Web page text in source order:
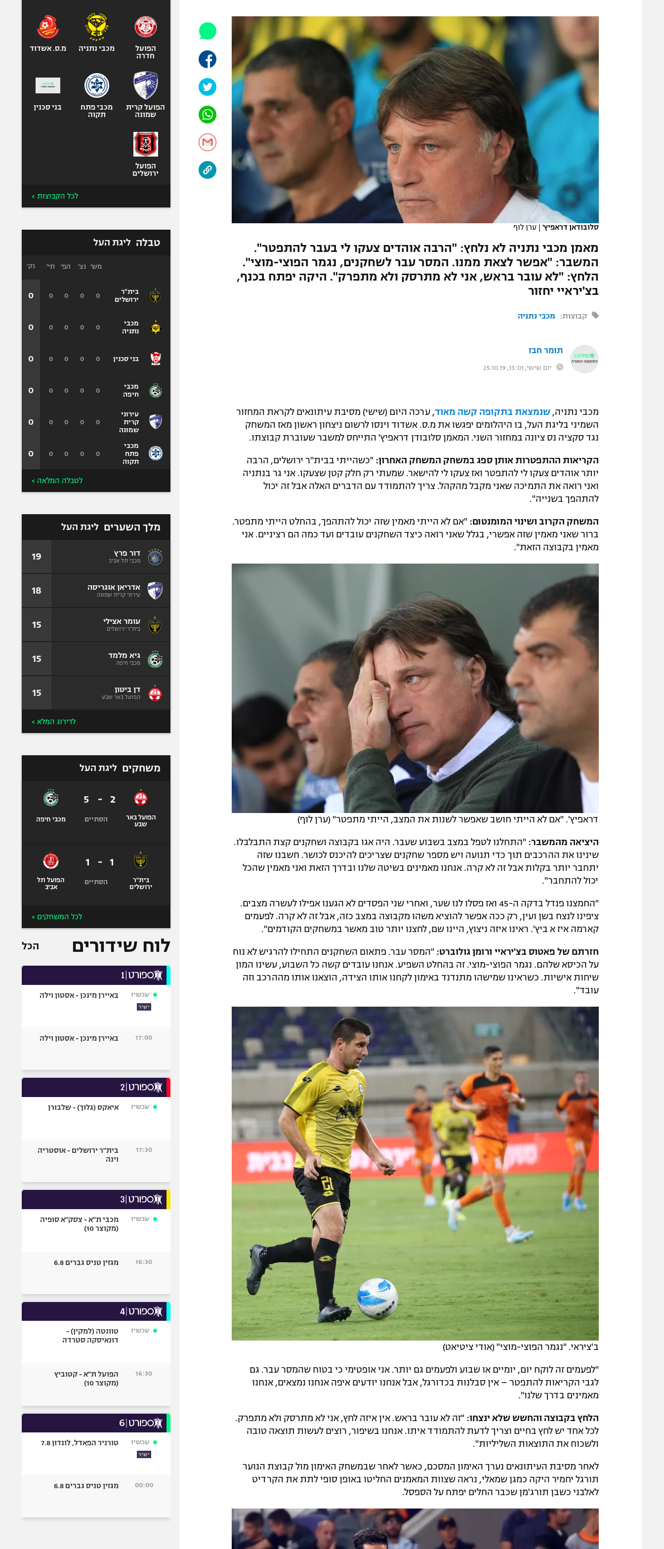
תקנון עבור פעילות אלקטרה
תקנון עבור פעילות ספורט 1 – "מרלן"
תנאי שימוש
רשיון להקרנה פומבית לבית עסק
הצטרפות לחבילת הערוצים
תגיות
המגזין
הפועל תל אביב
הפועל חיפה
הפועל באר שבע
מכבי נתניה
בני יהודה
ליגה סינית
ליגה ברזילאית
ליגות נוספות
אופניים
ספורט מוטורי
כדורמים
בייסבול MLB
ספורט אתגרי
אומנויות לחימה
סלובודאן דראפיץ' | ערן לוף
מאמן מכבי נתניה לא נלחץ: "הרבה אוהדים צעקו לי בעבר להתפטר".
המשבר: "אפשר לצאת ממנו. המסר עבר לשחקנים, נגמר הפוצי-מוצי".
הלחץ: "לא עובר בראש, אני לא מתרסק ולא מתפרק". היקה יפתח בכנף,
בצ'יראיי יחזור
קבוצות: מכבי נתניה
תומר חבז
יום שישי, 13:01, 25.10.19
מכבי נתניה, שנמצאת בתקופה קשה מאוד, ערכה היום (שישי) מסיבת עיתונאים לקראת המחזור
השמיני בליגת העל, בו היהלומים יפגשו את מ.ס. אשדוד וינסו לרשום ניצחון ראשון מאז המשחק
נגד סקציה נס ציונה במחזור השני. המאמן סלובודן דראפיץ' התייחס למשבר שעוברת קבוצתו.
הקריאות ההתפטרות אותן ספג במשחק המשחק האחרון: "כשהייתי בבית"ר ירושלים, הרבה
יותר אוהדים צעקו לי להתפטר ואז צעקו לי להישאר. שמעתי רק חלק קטן שצעקו. אני גר בנתניה
ואני רואה את התמיכה שאני מקבל מהקהל. צריך להתמודד עם הדברים האלה אבל זה יכול
להתהפך בשנייה".
המשחק הקרוב ושינוי המומנטום: "אם לא הייתי מאמין שזה יכול להתהפך, בהחלט הייתי מתפטר.
ברור שאני מאמין שזה אפשרי, בגלל שאני רואה כיצד השחקנים עובדים ועד כמה הם רציניים. אני
מאמין בקבוצה הזאת".
דראפיץ'. "אם לא הייתי חושב שאפשר לשנות את המצב, הייתי מתפטר" (ערן לוף)
היציאה מהמשבר: "התחלנו לטפל במצב בשבוע שעבר. היה אגו בקבוצה ושחקנים קצת התבלבלו.
שינינו את ההרכבים תוך כדי תנועה ויש מספר שחקנים שצריכים להיכנס לכושר. חשבנו שזה
יתחבר יותר בקלות אבל זה לא קרה. אנחנו מאמינים בשיטה שלנו ובדרך הזאת ואני מאמין שהכל
יכול להתחבר".
"החמצנו פנדל בדקה ה-45 ואז פסלו לנו שער, ואחרי שני הפסדים לא הגענו אפילו לעשרה מצבים.
ציפינו לנצח בשן ועין, רק ככה אפשר להוציא משהו מקבוצה במצב כזה, אבל זה לא קרה. לפעמים
קארמה איז א ביץ'. ראינו איזה ניצוץ, היינו שם, לחצנו יותר טוב מאשר במשחקים הקודמים".
חזרתם של פאטוס בצ'יראיי ורומן גולוברט: "המסר עבר. פתאום השחקנים התחילו להרגיש לא נוח
על הכיסא שלהם. נגמר הפוצי-מוצי. זה בהחלט השפיע. אנחנו עובדים קשה כל השבוע, עשינו המון
שיחות אישיות. כשראינו שמישהו מתנדנד באימון לקחנו אותו הצידה, הוצאנו אותו מההרכב וזה
עובד".
ב'ציראי. "נגמר הפוצי-מוצי" (אודי ציטיאט)
"לפעמים זה לוקח יום, יומיים או שבוע ולפעמים גם יותר. אני אופטימי כי בטוח שהמסר עבר. גם
לגבי הקריאות להתפטר – אין סבלנות בכדורגל, אבל אנחנו יודעים איפה אנחנו נמצאים, אנחנו
מאמינים בדרך שלנו".
הלחץ בקבוצה והחשש שלא ינצחו: "זה לא עובר בראש. אין איזה לחץ, אני לא מתרסק ולא מתפרק.
לכל אחד יש לחץ בחיים וצריך לדעת להתמודד איתו. אנחנו בשיפור, רוצים לעשות תוצאה טובה
ולשכוח את התוצאות השליליות".
לאחר מסיבת העיתונאים נערך האימון המסכם, כאשר לאחר שבמשחק האימון מול קבוצת הנוער
תורגל יחמיר היקה כמגן שמאלי, נראה שצוות המאמנים החליטו באופן סופי לתת את הקרדיט
לאלבני כשבן תורג'מן שכבר החלים יפתח על הספסל.
הפועל
חדרה
מכבי נתניה מ.ס. אשדוד
הפועל קרית
שמונה
מכבי פתח
תקוה
בני סכנין
הפועל
ירושלים
לכל הקבוצות >
טבלה ליגת העל
בית"ר
ירושלים
מכבי
נתניה
בני סכנין
מכבי
חיפה
עירוני
קרית
שמונה
מכבי
פתח
תקוה
מש׳ נצ׳ הפ׳ תי׳
0
0
0
0
0
0
0
0
0
0
0
0
0
0
0
0
0
0
0
0
0
0
0
0
נק׳
0
0
0
0
0
0
לטבלה המלאה >
מלך השערים ליגת העל
דור פרץ
מכבי תל אביב 19
אדריאן אוגריסה
עירוני קרית שמונה 18
עומר אצילי
בית"ר ירושלים 15
גיא מלמד
מכבי חיפה 15
דן ביטון
הפועל באר שבע 15
לדירוג המלא >
משחקים ליגת העל
הפועל באר
שבע
2
-
5
הסתיים מכבי חיפה
בית"ר
ירושלים
1
-
1
הסתיים
הפועל תל
אביב
לכל המשחקים >
לוח שידורים הכל
עכשיו
ישיר
באיירן מינכן - אסטון וילה
17:00 באיירן מינכן - אסטון וילה
עכשיו איאקס (גלוך) - שלבורן
17:30
בית"ר ירושלים - אוסטריה
וינה
עכשיו
מכבי ת"א - צסק"א סופיה
(מקוצר 10)
16:30 מגזין טניס גברים 6.8
עכשיו
טוונטה (למקין) -
דונאיסקה סטרדה
16:30
הפועל ת"א - קטוביץ
(מקוצר 10)
עכשיו
ישיר
טורניר הפאדל, לונדון 7.8
00:00 מגזין טניס גברים 6.8